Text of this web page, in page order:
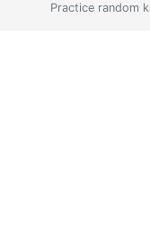
Practice random